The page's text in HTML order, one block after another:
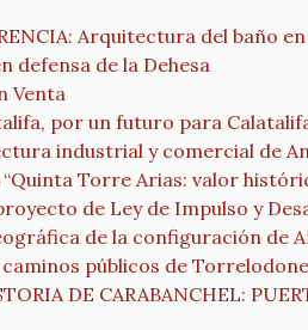
Arquitectura del baño
defensa de la Dehesa
Venta
por un futuro para
industrial y comercial de
“Quinta Torre Arias: valor
de Ley de Impulso y
de la configuración de
caminos públicos de
DE CARABANCHEL: